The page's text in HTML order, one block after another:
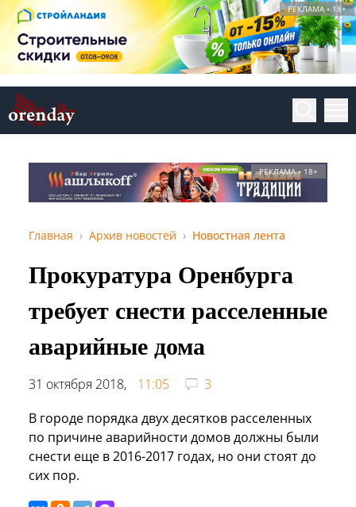
РЕКЛАМА • 18+
РЕКЛАМА • 18+
Главная Архив новостей Новостная лента
Прокуратура Оренбурга
требует снести расселенные
аварийные дома
31 октября 2018, 11:05
3
В городе порядка двух десятков расселенных
по причине аварийности домов должны были
снести еще в 2016-2017 годах, но они стоят до
сих пор.